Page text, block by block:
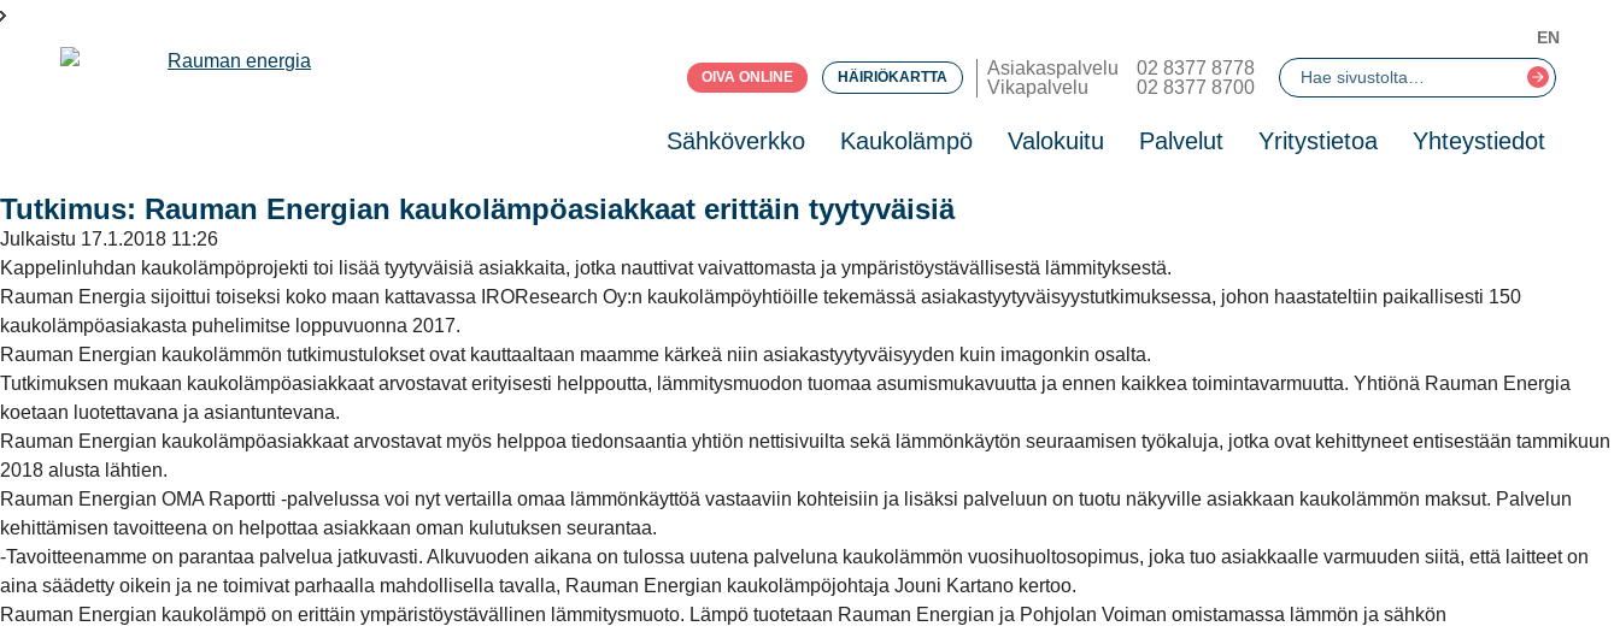
OIVA ONLINE HÄIRIÖKARTTA Asiakaspalvelu
02 8377 8778
Vikapalvelu
02 8377 8700
Sähköverkko Kaukolämpö Valokuitu Palvelut Yritystietoa Yhteystiedot
EN
Tutkimus: Rauman Energian kaukolämpöasiakkaat erittäin tyytyväisiä
Julkaistu 17.1.2018 11:26
Kappelinluhdan kaukolämpöprojekti toi lisää tyytyväisiä asiakkaita, jotka nauttivat vaivattomasta ja ympäristöystävällisestä lämmityksestä.
Rauman Energia sijoittui toiseksi koko maan kattavassa IROResearch Oy:n kaukolämpöyhtiöille tekemässä asiakastyytyväisyystutkimuksessa, johon haastateltiin paikallisesti 150
kaukolämpöasiakasta puhelimitse loppuvuonna 2017.
Rauman Energian kaukolämmön tutkimustulokset ovat kauttaaltaan maamme kärkeä niin asiakastyytyväisyyden kuin imagonkin osalta.
Tutkimuksen mukaan kaukolämpöasiakkaat arvostavat erityisesti helppoutta, lämmitysmuodon tuomaa asumismukavuutta ja ennen kaikkea toimintavarmuutta. Yhtiönä Rauman Energia
koetaan luotettavana ja asiantuntevana.
Rauman Energian kaukolämpöasiakkaat arvostavat myös helppoa tiedonsaantia yhtiön nettisivuilta sekä lämmönkäytön seuraamisen työkaluja, jotka ovat kehittyneet entisestään tammikuun
2018 alusta lähtien.
Rauman Energian OMA Raportti -palvelussa voi nyt vertailla omaa lämmönkäyttöä vastaaviin kohteisiin ja lisäksi palveluun on tuotu näkyville asiakkaan kaukolämmön maksut. Palvelun
kehittämisen tavoitteena on helpottaa asiakkaan oman kulutuksen seurantaa.
-Tavoitteenamme on parantaa palvelua jatkuvasti. Alkuvuoden aikana on tulossa uutena palveluna kaukolämmön vuosihuoltosopimus, joka tuo asiakkaalle varmuuden siitä, että laitteet on
aina säädetty oikein ja ne toimivat parhaalla mahdollisella tavalla, Rauman Energian kaukolämpöjohtaja Jouni Kartano kertoo.
Rauman Energian kaukolämpö on erittäin ympäristöystävällinen lämmitysmuoto. Lämpö tuotetaan Rauman Energian ja Pohjolan Voiman omistamassa lämmön ja sähkön